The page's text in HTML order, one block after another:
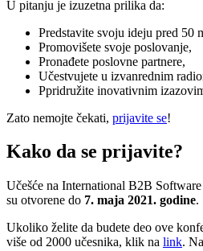
U pitanju je izuzetna prilika da:
Predstavite svoju ideju pred 50
Promovišete svoje poslovanje,
Pronađete poslovne partnere,
Učestvujete u izvanrednim
Ppridružite inovativnim
Zato nemojte čekati, prijavite se!
Kako da se prijavite?
Učešće na International B2B
su otvorene do 7. maja 2021. godine.
Ukoliko želite da budete deo ove
više od 2000 učesnika, klik na link.